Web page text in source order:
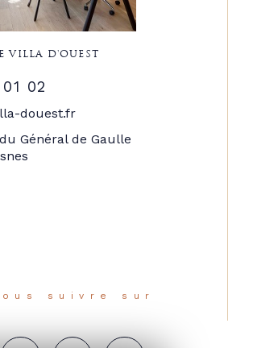
VILLA D'OUEST
02
douest.fr
Général de Gaulle
Nous suivre sur